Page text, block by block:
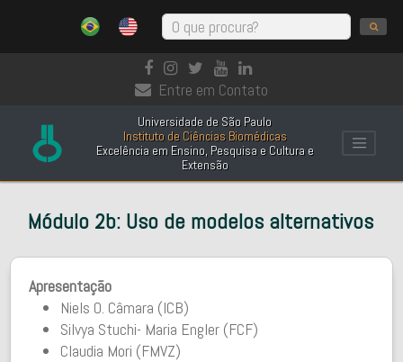
Entre em Contato
Universidade de São Paulo
Instituto de Ciências Biomédicas
Excelência em Ensino, Pesquisa e Cultura e
Extensão
Módulo 2b: Uso de modelos alternativos
Apresentação
Niels O. Câmara (ICB)
Silvya Stuchi- Maria Engler (FCF)
Claudia Mori (FMVZ)